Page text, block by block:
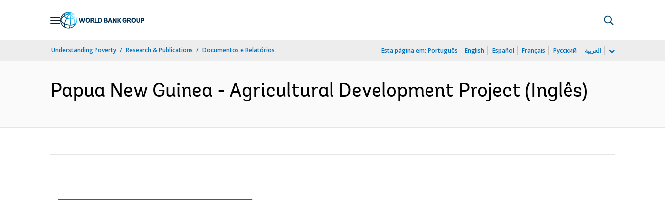
Understanding Poverty Research & Publications Documentos e Relatórios Esta página em: Português English Español Français Русский العربية
Papua New Guinea - Agricultural Development Project (Inglês)